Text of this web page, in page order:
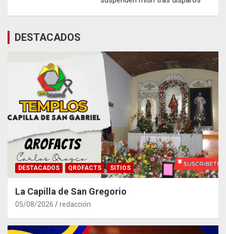
DESTACADOS
DESTACADOS QROFACTS SITIOS
La Capilla de San Gregorio
05/08/2026 redacción